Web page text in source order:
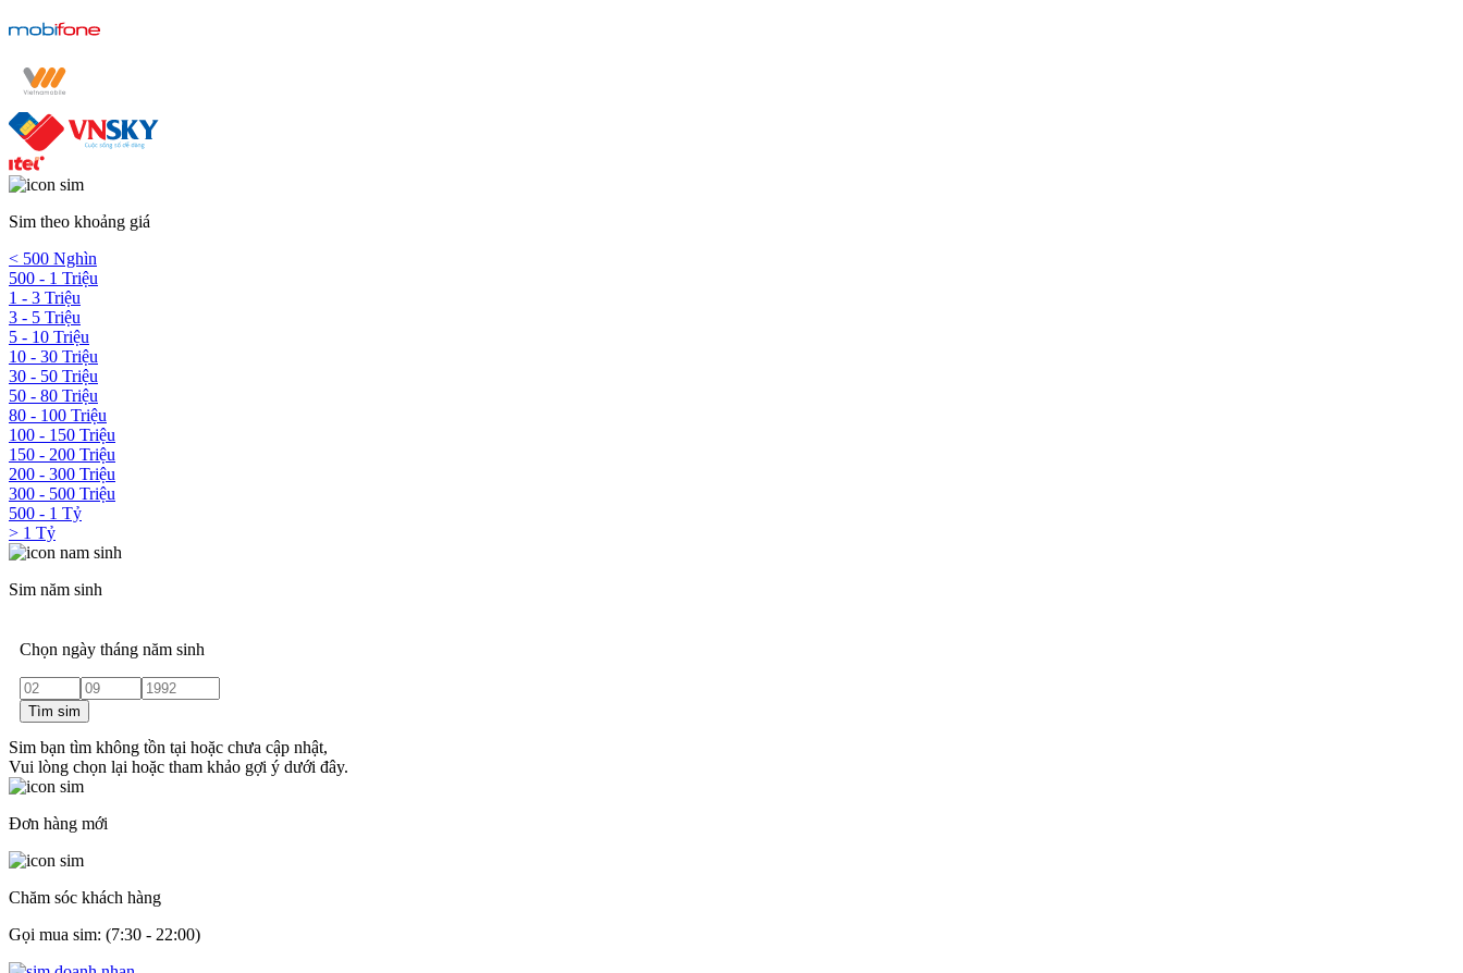
Sim theo khoảng giá
< 500 Nghìn
500 - 1 Triệu
1 - 3 Triệu
3 - 5 Triệu
5 - 10 Triệu
10 - 30 Triệu
30 - 50 Triệu
50 - 80 Triệu
80 - 100 Triệu
100 - 150 Triệu
150 - 200 Triệu
200 - 300 Triệu
300 - 500 Triệu
500 - 1 Tỷ
> 1 Tỷ
Sim năm sinh
Chọn ngày tháng năm sinh
Tìm sim
Sim bạn tìm không tồn tại hoặc chưa cập nhật,
Vui lòng chọn lại hoặc tham khảo gợi ý dưới đây.
Đơn hàng mới
Chăm sóc khách hàng
Gọi mua sim: (7:30 - 22:00)